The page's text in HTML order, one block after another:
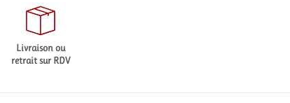
Livraison ou
retrait sur RDV